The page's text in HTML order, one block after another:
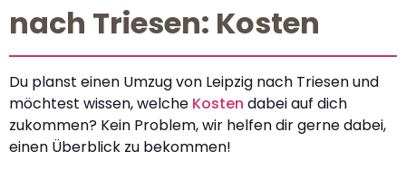
nach Triesen: Kosten
Du planst einen Umzug von Leipzig nach Triesen und
möchtest wissen, welche Kosten dabei auf dich
zukommen? Kein Problem, wir helfen dir gerne dabei,
einen Überblick zu bekommen!